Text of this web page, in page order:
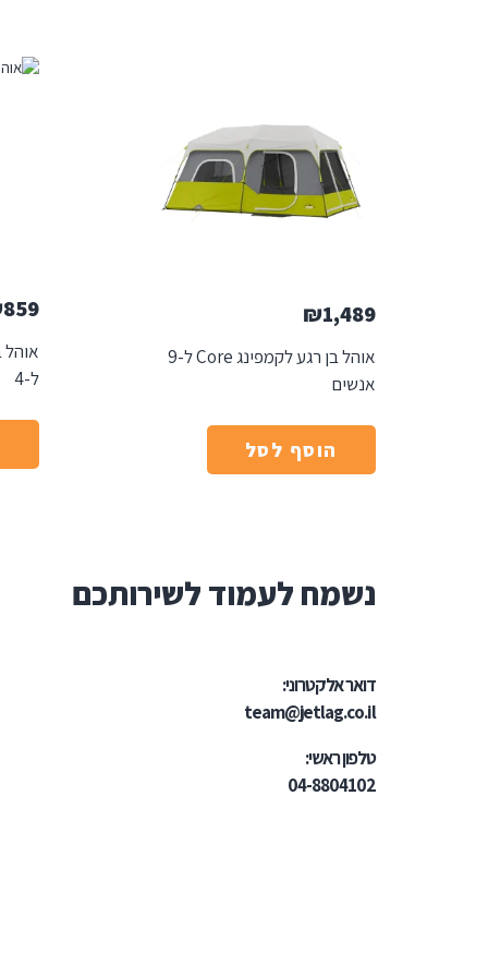
₪1,489
אוהל בן רגע לקמפינג Core ל-9
אנשים
הוסף לסל
859
אוהל
ל-4
נשמח לעמוד לשירותכם
דואר אלקטרוני:
team@jetlag.co.il
טלפון ראשי:
04-8804102